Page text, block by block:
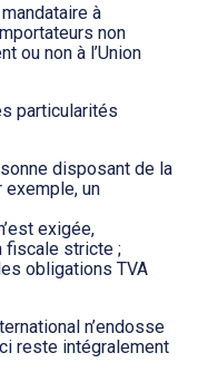
à
non
ou non à l’Union
particularités
disposant de la
un
exigée,
fiscale stricte ;
obligations TVA
n’endosse
reste intégralement